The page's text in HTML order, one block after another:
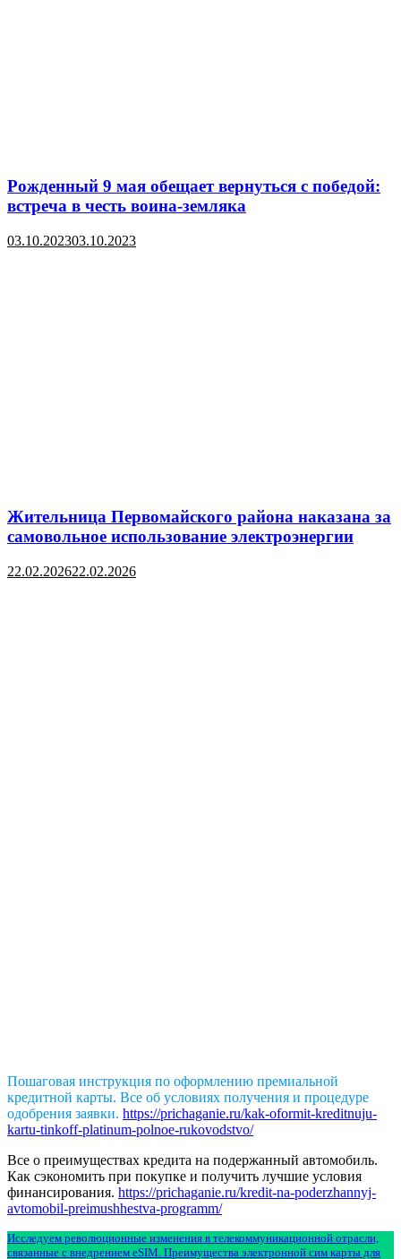
Рожденный 9 мая обещает вернуться с победой:
встреча в честь воина-земляка
03.10.202303.10.2023
Жительница Первомайского района наказана за
самовольное использование электроэнергии
22.02.202622.02.2026
Пошаговая инструкция по оформлению премиальной
кредитной карты. Все об условиях получения и процедуре
одобрения заявки. https://prichaganie.ru/kak-oformit-kreditnuju-
kartu-tinkoff-platinum-polnoe-rukovodstvo/
Все о преимуществах кредита на подержанный автомобиль.
Как сэкономить при покупке и получить лучшие условия
финансирования. https://prichaganie.ru/kredit-na-poderzhannyj-
avtomobil-preimushhestva-programm/
Исследуем революционные изменения в телекоммуникационной отрасли,
связанные с внедрением eSIM. Преимущества электронной сим карты для